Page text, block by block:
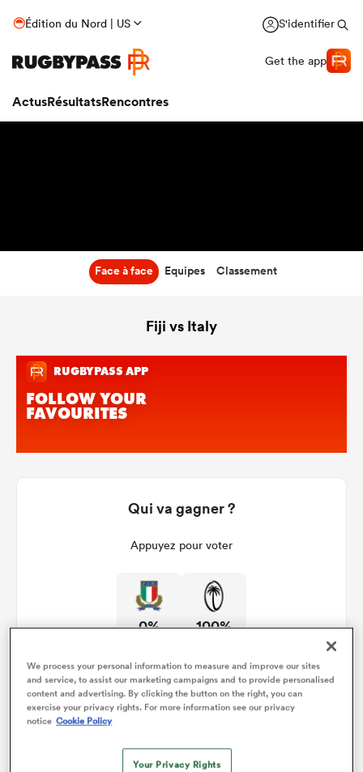
Édition du Nord | US S'identifier
Get the app
ActusRésultatsRencontres
Face à face Equipes Classement
Fiji vs Italy
Qui va gagner ?
Appuyez pour voter
0% 100%
We process your personal information to measure and improve our sites
and service, to assist our marketing campaigns and to provide personalised
content and advertising. By clicking the button on the right, you can
exercise your privacy rights. For more information see our privacy
notice Cookie Policy
Your Privacy Rights